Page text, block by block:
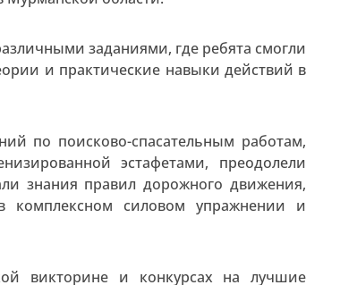
заданиями, где ребята смогли
и практические навыки действий в
по поисково-спасательным работам,
эстафетами, преодолели
знания правил дорожного движения,
комплексном силовом упражнении и
викторине и конкурсах на лучшие